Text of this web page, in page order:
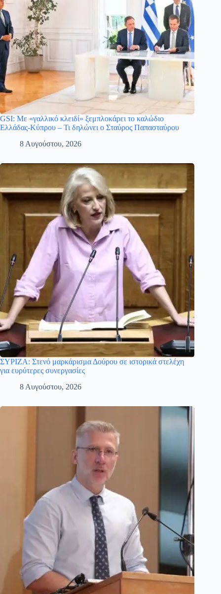
GSI: Με «γαλλικό κλειδί» ξεμπλοκάρει το καλώδιο
Ελλάδας-Κύπρου – Τι δηλώνει ο Σταύρος Παπασταύρου
8 Αυγούστου, 2026
ΣΥΡΙΖΑ: Στενό μαρκάρισμα Δούρου σε ιστορικά στελέχη
για ευρύτερες συνεργασίες
8 Αυγούστου, 2026